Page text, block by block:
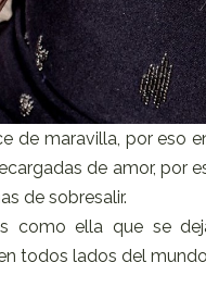
de maravilla, por eso
de amor, por
de sobresalir.
como ella que se
todos lados del